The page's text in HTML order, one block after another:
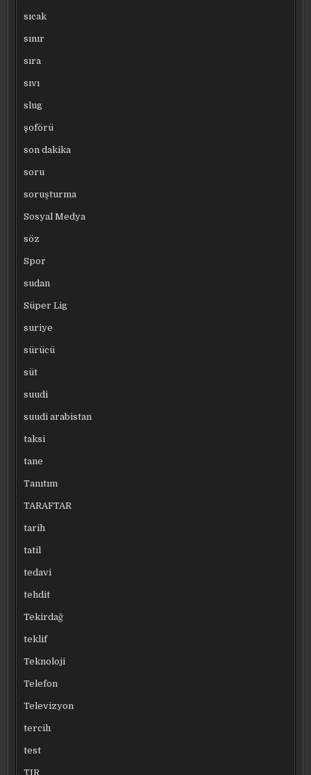
sıcak
sınır
sıra
sıvı
slug
şoförü
son dakika
soru
soruşturma
Sosyal Medya
söz
Spor
sudan
Süper Lig
suriye
sürücü
süt
suudi
suudi arabistan
taksi
tane
Tanıtım
TARAFTAR
tarih
tatil
tedavi
tehdit
Tekirdağ
teklif
Teknoloji
Telefon
Televizyon
tercih
test
TIR